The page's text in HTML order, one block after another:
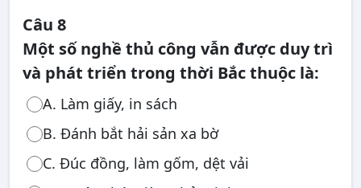
Câu 8
Một số nghề thủ công vẫn được duy trì
và phát triển trong thời Bắc thuộc là:
A. Làm giấy, in sách
B. Đánh bắt hải sản xa bờ
C. Đúc đồng, làm gốm, dệt vải